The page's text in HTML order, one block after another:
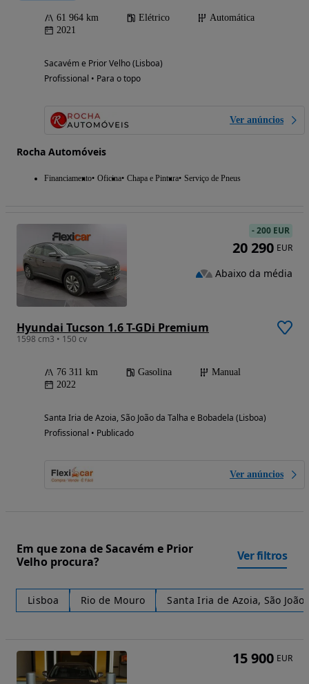
61 964 km Elétrico
Automática
2021
Sacavém e Prior Velho (Lisboa)
Profissional • Para o topo
Ver anúncios
Rocha Automóveis
Financiamento Oficina Chapa e Pintura Serviço de Pneus
Hyundai Tucson 1.6 T-GDi Premium
1598 cm3 • 150 cv
76 311 km Gasolina
Manual
2022
Santa Iria de Azoia, São João da Talha e Bobadela (Lisboa)
Profissional • Publicado
Ver anúncios
-200 EUR
20 290 EUR
Abaixo da média
Em que zona de Sacavém e Prior
Velho procura?
Ver filtros
Lisboa Rio de Mouro Santa Iria de Azoia, São
15 900 EUR